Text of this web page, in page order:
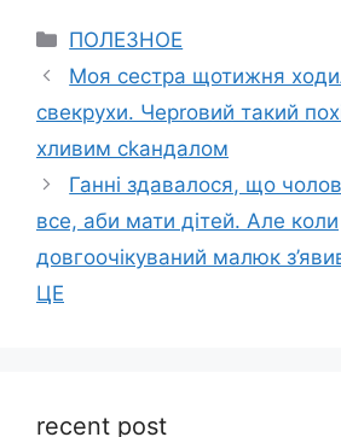
Categories
ПОЛЕЗНОЕ
Моя сестра щотижня
свекрухи. Черrовий такий
хливим сkандалом
Ганні здавалося, що
все, аби мати дітей. Але коли
довгоочікуваний малюк
ЦЕ
recent post